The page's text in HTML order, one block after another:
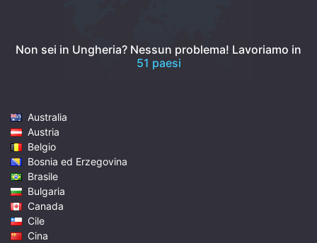
Non sei in Ungheria? Nessun problema! Lavoriamo in
51 paesi
Australia
Austria
Belgio
Bosnia ed Erzegovina
Brasile
Bulgaria
Canada
Cile
Cina